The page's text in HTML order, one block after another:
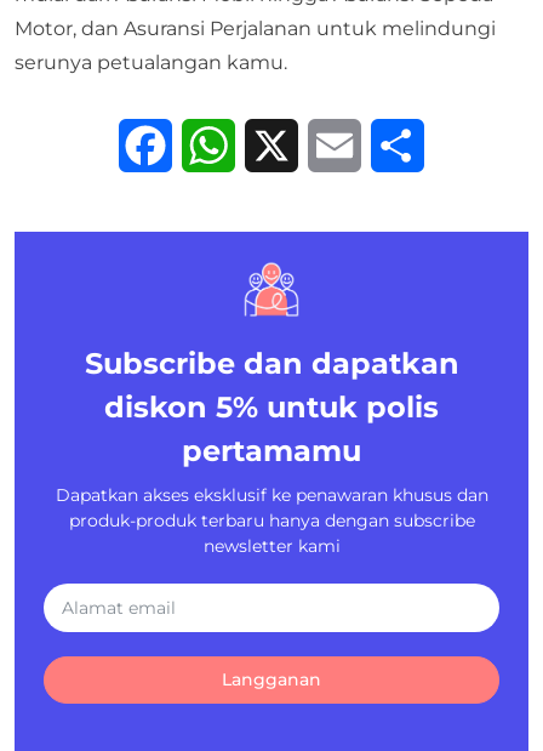
Motor, dan Asuransi Perjalanan untuk melindungi
serunya petualangan kamu.
FacebookWhatsApp Email
Subscribe dan dapatkan
diskon 5% untuk polis
pertamamu
Dapatkan akses eksklusif ke penawaran khusus dan
produk-produk terbaru hanya dengan subscribe
newsletter kami
Langganan